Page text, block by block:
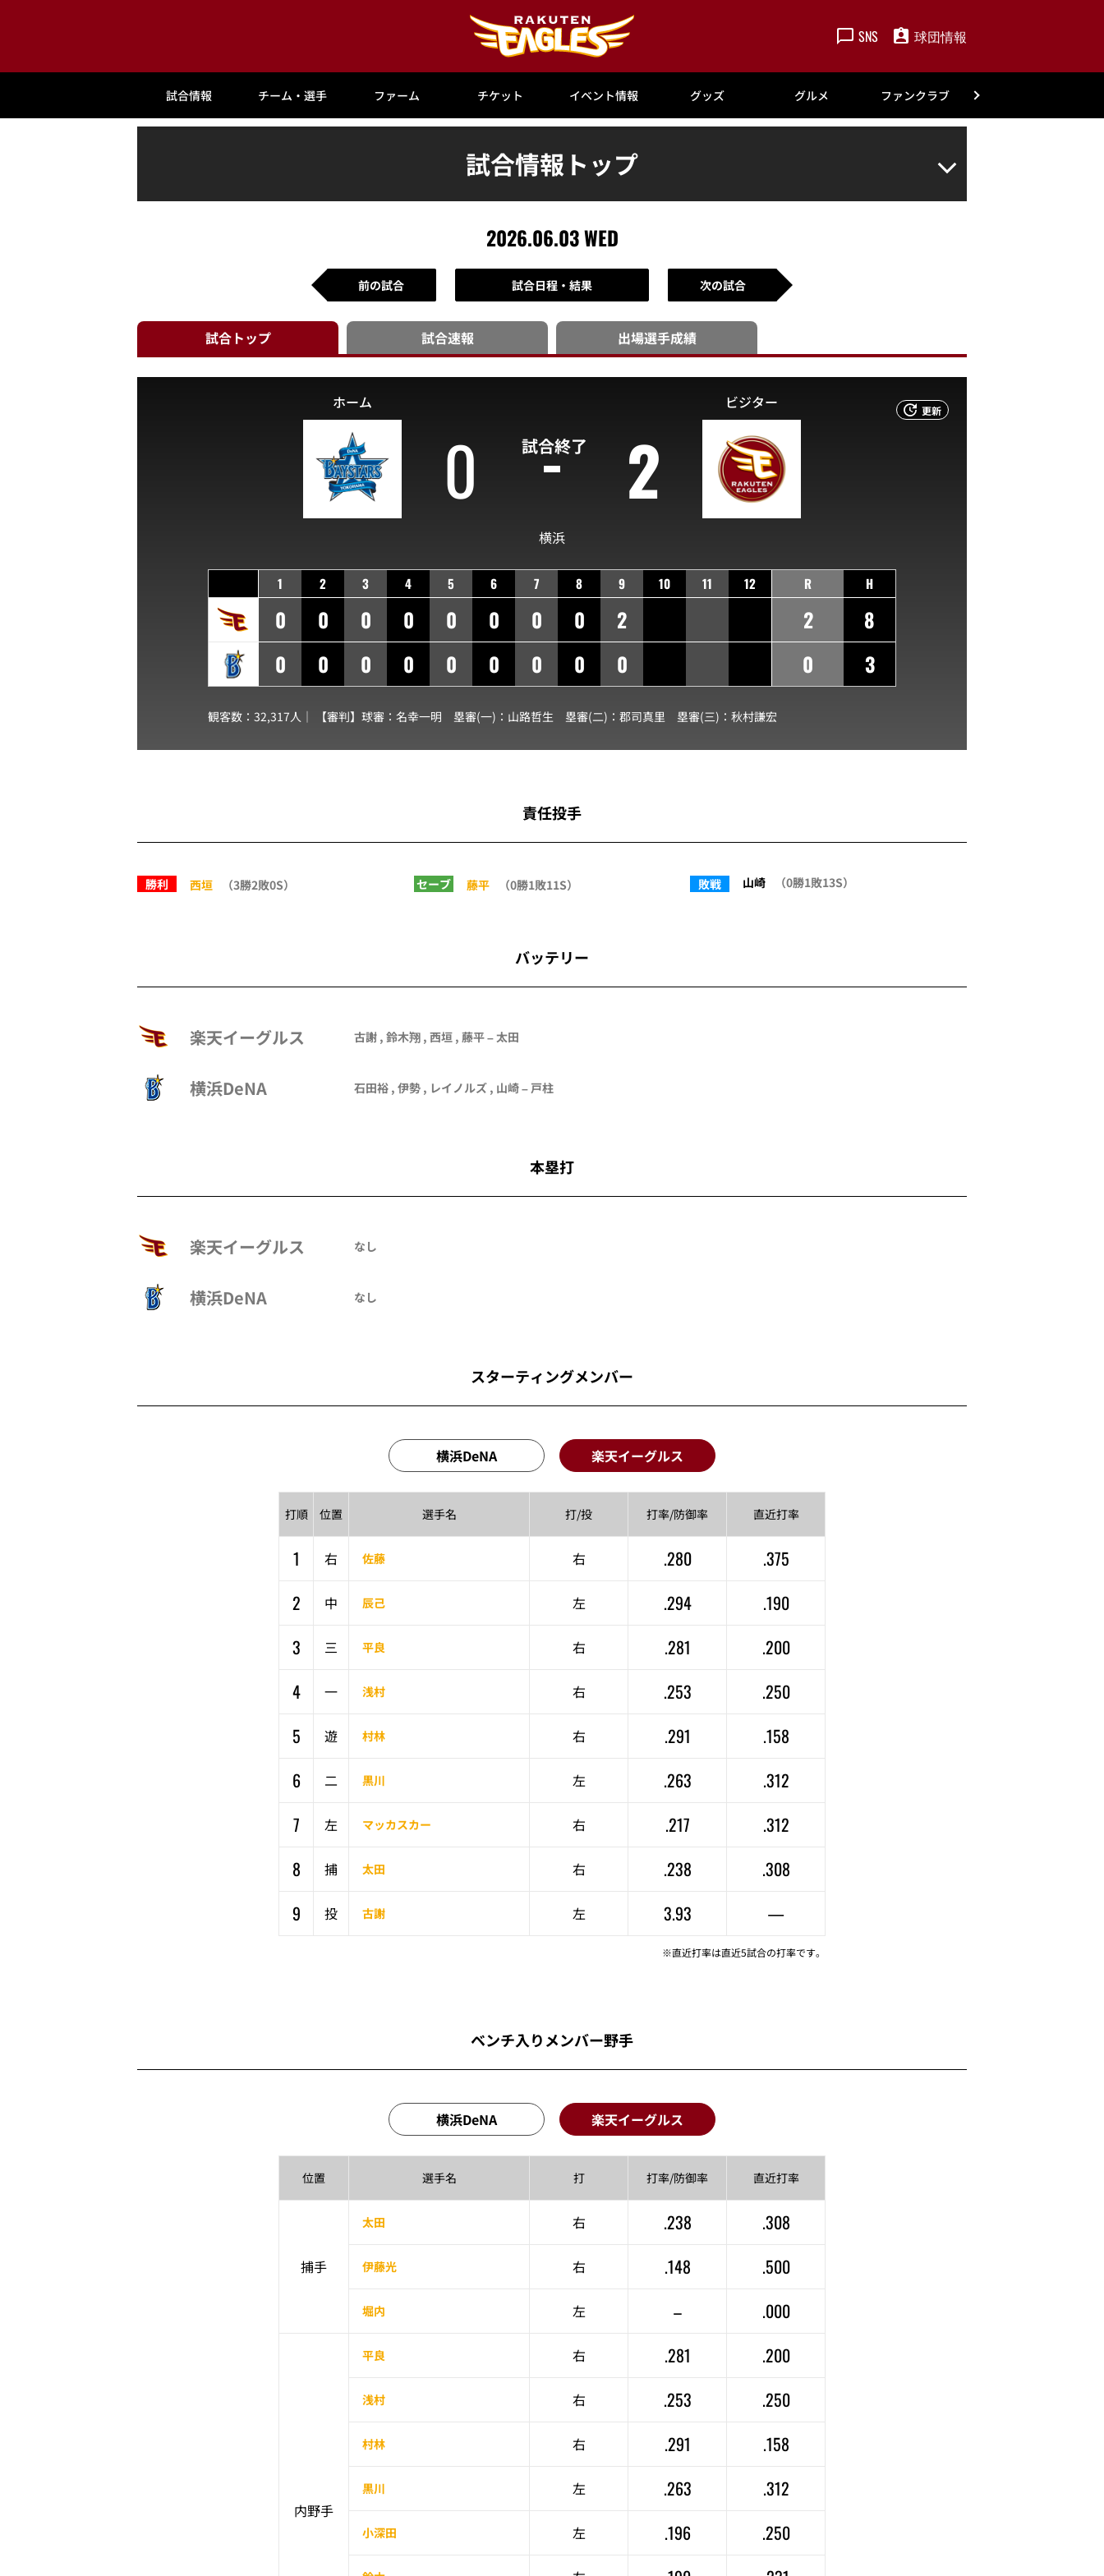
SNS 球団情報
試合情報 チーム・選手 ファーム チケット イベント情報 グッズ グルメ ファンクラブ
試合情報トップ
2026.06.03 WED
前の試合 試合日程・結果 次の試合
試合トップ 試合速報 出場選手成績
更新
試合終了
ホーム
0 2
ビジター
横浜
1 2 3 4 5 6 7 8 9 10 11 12
0 0 0 0 0 0 0 0
2
0
0 0 0 0 0 0 0 0
R H
2
8
0
3
観客数：32,317人｜ 【審判】球審： 名幸一明 塁審(一)： 山路哲生 塁審(二)： 郡司真里 塁審(三)： 秋村謙宏
責任投手
勝利 西垣 （3勝2敗0S） セーブ 藤平 （0勝1敗11S） 敗戦 山崎 （0勝1敗13S）
バッテリー
楽天イーグルス 古謝 , 鈴木翔 , 西垣 , 藤平–太田
横浜DeNA 石田裕 , 伊勢 , レイノルズ , 山崎 – 戸柱
本塁打
楽天イーグルス なし
横浜DeNA なし
スターティングメンバー
横浜DeNA 楽天イーグルス
打順 位置 選手名 打/投 打率/防御率 直近打率
1 右 佐藤 右 .280
.375
2
中 辰己 左 .294
.190
3
三 平良 右 .281
.200
4
一 浅村 右 .253
.250
5
遊 村林 右 .291
.158
6
二 黒川 左 .263
.312
7
左 マッカスカー 右 .217
.312
8
捕 太田 右 .238
.308
9
投 古謝 左 3.93 —
※直近打率は直近5試合の打率です。
ベンチ入りメンバー野手
横浜DeNA 楽天イーグルス
位置 選手名 打 打率/防御率 直近打率
捕手
太田 右 .238 .308
伊藤光 右 .148 .500
堀内 左 – .000
内野手
平良 右 .281 .200
浅村 右 .253 .250
村林 右 .291 .158
黒川 左 .263 .312
小深田 左 .196 .250